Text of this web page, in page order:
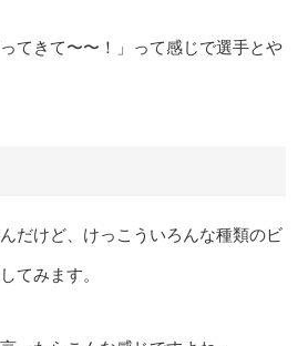
てきて〜〜！」って感じで選手とや
だけど、けっこういろんな種類のビ
てみます。